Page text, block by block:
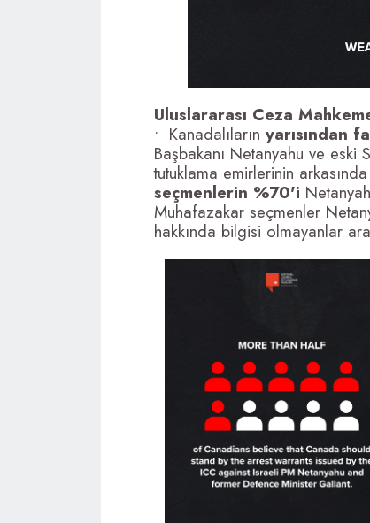
Uluslararası Ceza
•⁠ ⁠Kanadalıların yarısından
Başbakanı Netanyahu ve eski
tutuklama emirlerinin
seçmenlerin %70'i
Muhafazakar seçmenler
hakkında bilgisi olmayanlar